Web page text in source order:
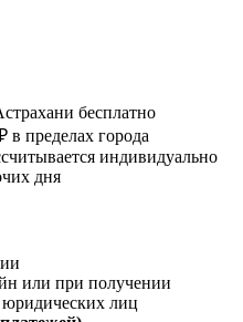
бесплатно
в пределах города
индивидуально
дня
или при получении
юридических лиц